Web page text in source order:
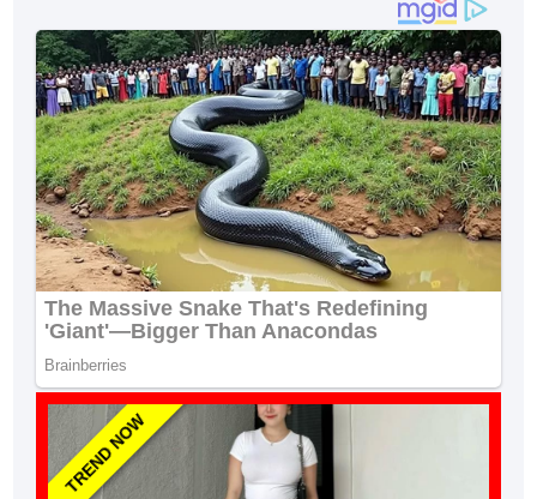
TREND NOW